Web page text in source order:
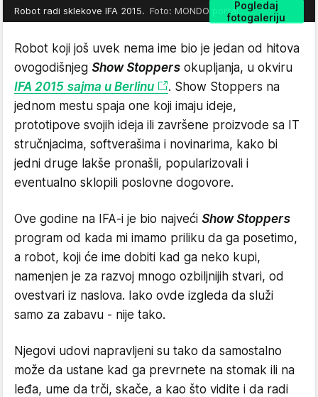
Pogledaj
fotogaleriju
Robot radi sklekove IFA 2015. Foto: MONDO portal.
Robot koji još uvek nema ime bio je jedan od hitova
ovogodišnjeg Show Stoppers okupljanja, u okviru
IFA 2015 sajma u Berlinu
. Show Stoppers na
jednom mestu spaja one koji imaju ideje,
prototipove svojih ideja ili završene proizvode sa IT
stručnjacima, softverašima i novinarima, kako bi
jedni druge lakše pronašli, popularizovali i
eventualno sklopili poslovne dogovore.
Ove godine na IFA-i je bio najveći Show Stoppers
program od kada mi imamo priliku da ga posetimo,
a robot, koji će ime dobiti kad ga neko kupi,
namenjen je za razvoj mnogo ozbiljnijih stvari, od
ovestvari iz naslova. Iako ovde izgleda da služi
samo za zabavu - nije tako.
Njegovi udovi napravljeni su tako da samostalno
može da ustane kad ga prevrnete na stomak ili na
leđa, ume da trči, skače, a kao što vidite i da radi